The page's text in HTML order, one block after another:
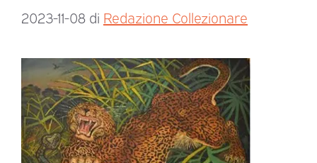
2023-11-08 di Redazione Collezionare